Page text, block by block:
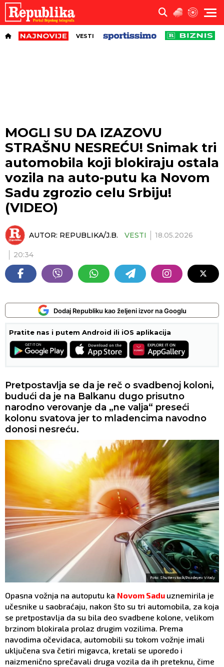
VESTI
MOGLI SU DA IZAZOVU
STRAŠNU NESREĆU! Snimak tri
automobila koji blokiraju ostala
vozila na auto-putu ka Novom
Sadu zgrozio celu Srbiju!
(VIDEO)
AUTOR: REPUBLIKA/J.B. VESTI 18.05.2026
20:34
Dodaj Republiku kao željeni izvor na Googlu
Pratite nas i putem Android ili iOS aplikacija
Pretpostavlja se da je reč o svadbenoj koloni,
budući da je na Balkanu dugo prisutno
narodno verovanje da „ne valja“ preseći
kolonu svatova jer to mladencima navodno
donosi nesreću.
Foto: Shutterstock/Pozdeyev Vitaly
Opasna vožnja na autoputu ka Novom Sadu uznemirila je
učesnike u saobraćaju, nakon što su tri automobila, za koja
se pretpostavlja da su bila deo svadbene kolone, velikom
brzinom blokirala prolaz drugim vozilima. Prema
navodima očevidaca, automobili su tokom vožnje imali
uključena sva četiri migavca, kretali se uporedo i
naizmenično sprečavali druga vozila da ih preteknu, čime